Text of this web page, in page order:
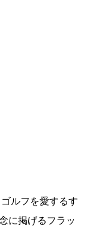
ゴルフを愛するす
に掲げるフラッ